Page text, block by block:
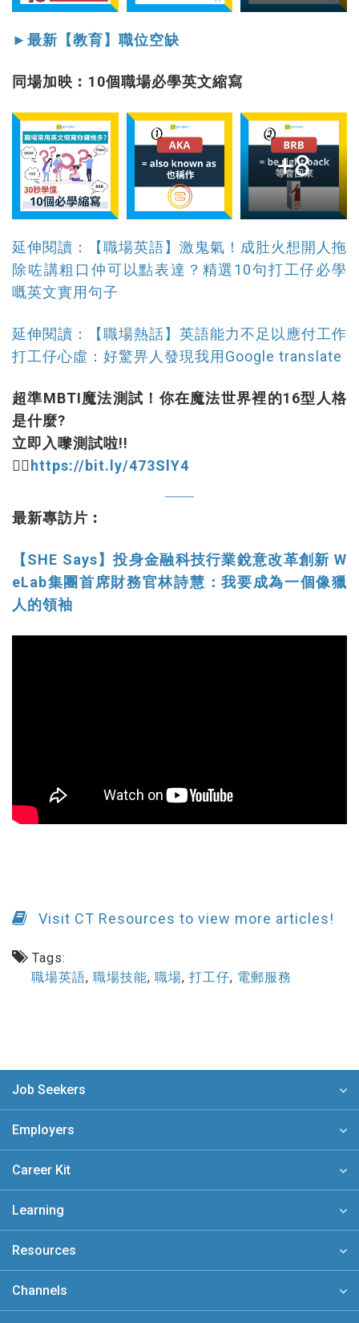
►最新【教育】職位空缺
同場加映︰10個職場必學英文縮寫
+8
延伸閱讀：【職場英語】激鬼氣！成肚火想開人拖
除咗講粗口仲可以點表達？精選10句打工仔必學
嘅英文實用句子
延伸閱讀：【職場熱話】英語能力不足以應付工作
打工仔心虛：好驚畀人發現我用Google translate
超準MBTI魔法測試！你在魔法世界裡的16型人格
是什麼?
立即入嚟測試啦!!
👉🏻 https://bit.ly/473SlY4
最新專訪片︰
【SHE Says】投身金融科技行業銳意改革創新 W
eLab集團首席財務官林詩慧：我要成為一個像獵
人的領袖
Visit CT Resources to view more articles!
Tags:
職場英語, 職場技能, 職場, 打工仔, 電郵服務
Job Seekers
Employers
Career Kit
Learning
Resources
Channels